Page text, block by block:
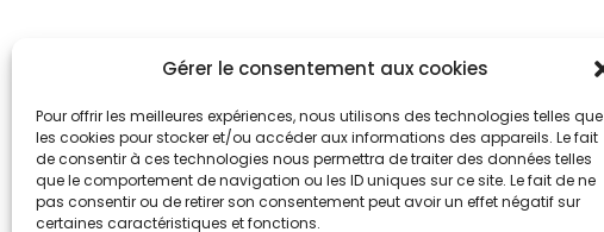
Gérer le consentement aux cookies
Pour offrir les meilleures expériences, nous utilisons des technologies telles que
les cookies pour stocker et/ou accéder aux informations des appareils. Le fait
de consentir à ces technologies nous permettra de traiter des données telles
que le comportement de navigation ou les ID uniques sur ce site. Le fait de ne
pas consentir ou de retirer son consentement peut avoir un effet négatif sur
certaines caractéristiques et fonctions.